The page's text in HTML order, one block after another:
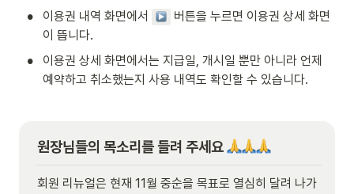
• 이용권 내역 화면에서
버튼을 누르면 이용권 상세 화면
이 뜹니다.
•
이용권 상세 화면에서는 지급일, 개시일 뿐만 아니라 언제
예약하고 취소했는지 사용 내역도 확인할 수 있습니다.
원장님들의 목소리를 들려 주세요
회원 리뉴얼은 현재 11월 중순을 목표로 열심히 달려 나가